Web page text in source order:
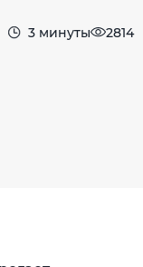
3 минуты 2814